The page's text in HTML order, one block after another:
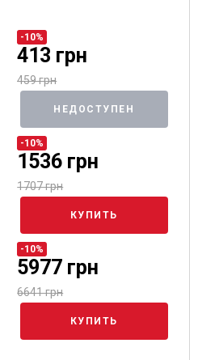
-10%
413 грн
459 грн
НЕДОСТУПЕН
-10%
1536 грн
1707 грн
КУПИТЬ
-10%
5977 грн
6641 грн
КУПИТЬ